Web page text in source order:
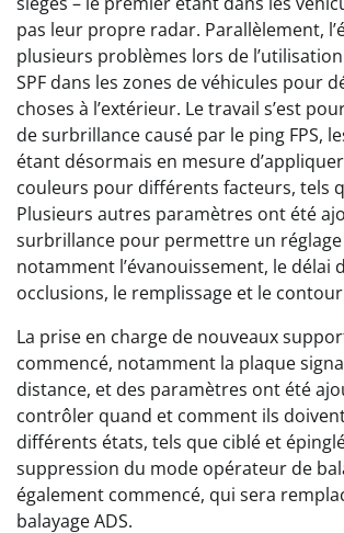
pas leur propre radar. Parallèlement,
plusieurs problèmes lors de
SPF dans les zones de véhicules pour
choses à l’extérieur. Le travail s’est
de surbrillance causé par le ping FPS,
étant désormais en mesure
couleurs pour différents facteurs, tels
Plusieurs autres paramètres ont été
surbrillance pour permettre un réglage
notamment l’évanouissement, le délai
occlusions, le remplissage et le
La prise en charge de nouveaux
commencé, notamment la plaque
distance, et des paramètres ont été
contrôler quand et comment ils
différents états, tels que ciblé et
suppression du mode opérateur de
également commencé, qui sera
balayage ADS.